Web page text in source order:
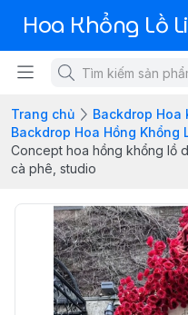
Hoa Khổng Lồ
Trang chủ
Backdrop Hoa
Backdrop Hoa Hồng Khổng
Concept hoa hồng khổng lồ
cà phê, studio